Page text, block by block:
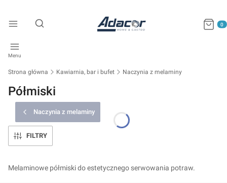
Otwórz wyszukiwarkę
Menu
Strona główna Kawiarnia, bar i bufet Naczynia z melaminy
Półmiski
Naczynia z melaminy
FILTRY
Melaminowe półmiski do estetycznego serwowania potraw.